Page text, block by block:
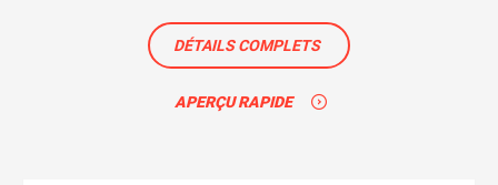
DÉTAILS COMPLETS
APERÇU RAPIDE